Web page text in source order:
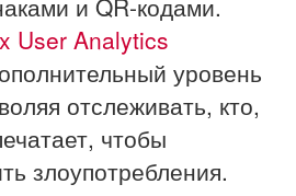
User Analytics
уровень
отслеживать, кто,
чтобы
злоупотребления.